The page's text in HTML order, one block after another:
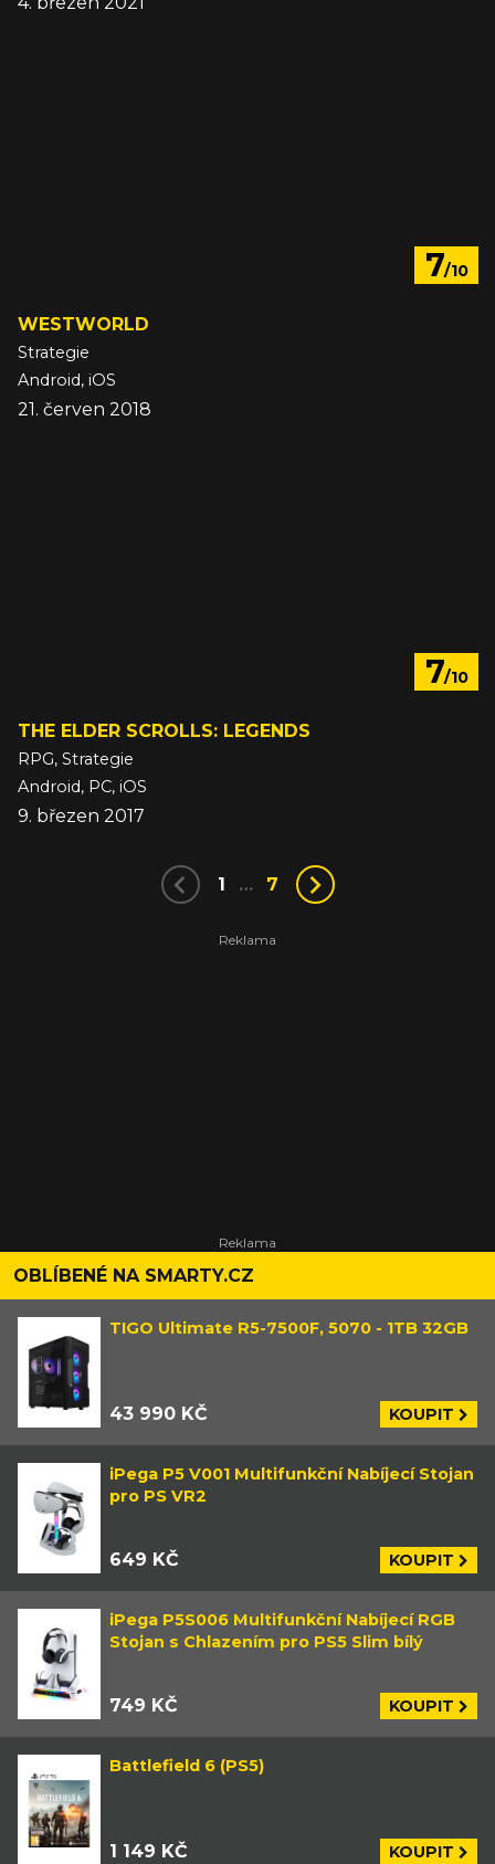
7/10
WESTWORLD
Strategie
Android, iOS
21. červen 2018
7/10
THE ELDER SCROLLS: LEGENDS
RPG, Strategie
Android, PC, iOS
9. březen 2017
1 … 7
OBLÍBENÉ NA SMARTY.CZ
TIGO Ultimate R5-7500F, 5070 - 1TB 32GB
43 990 KČ KOUPIT
iPega P5 V001 Multifunkční Nabíjecí Stojan
pro PS VR2
649 KČ KOUPIT
iPega P5S006 Multifunkční Nabíjecí RGB
Stojan s Chlazením pro PS5 Slim bílý
749 KČ KOUPIT
Battlefield 6 (PS5)
1 149 KČ KOUPIT